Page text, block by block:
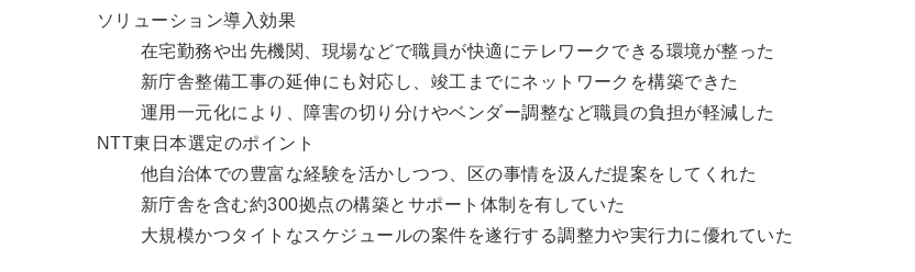
ソリューション導入効果
在宅勤務や出先機関、現場などで職員が快適にテレワークできる環境が整った
新庁舎整備工事の延伸にも対応し、竣工までにネットワークを構築できた
運用一元化により、障害の切り分けやベンダー調整など職員の負担が軽減した
NTT東日本選定のポイント
他自治体での豊富な経験を活かしつつ、区の事情を汲んだ提案をしてくれた
新庁舎を含む約300拠点の構築とサポート体制を有していた
大規模かつタイトなスケジュールの案件を遂行する調整力や実行力に優れていた